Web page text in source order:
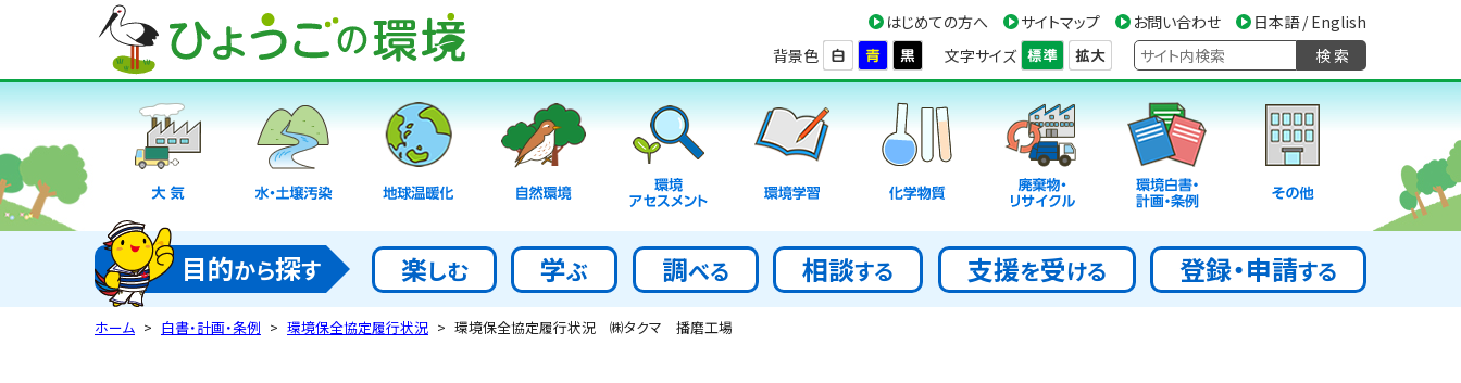
はじめての方へ サイトマップ お問い合わせ
日本語 / English
背景色
文字サイズ 検 索
大気 水・土壌汚染 地球温暖化 自然環境
アセスメント
環境学習 化学物質
廃棄物・
リサイクル
環境白書・
計画・条例
その他
目的から探す 楽しむ 学ぶ 調べる 相談する 支援を受ける 登録・申請する
ホーム 白書・計画・条例 環境保全協定履行状況 環境保全協定履行状況 ㈱タクマ 播磨工場